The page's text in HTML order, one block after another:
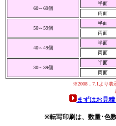
60～69個
半面
両面
50～59個
半面
両面
40～49個
半面
両面
30～39個
半面
両面
※2008．7.1より表
まずはお見
※転写印刷は、数量･色